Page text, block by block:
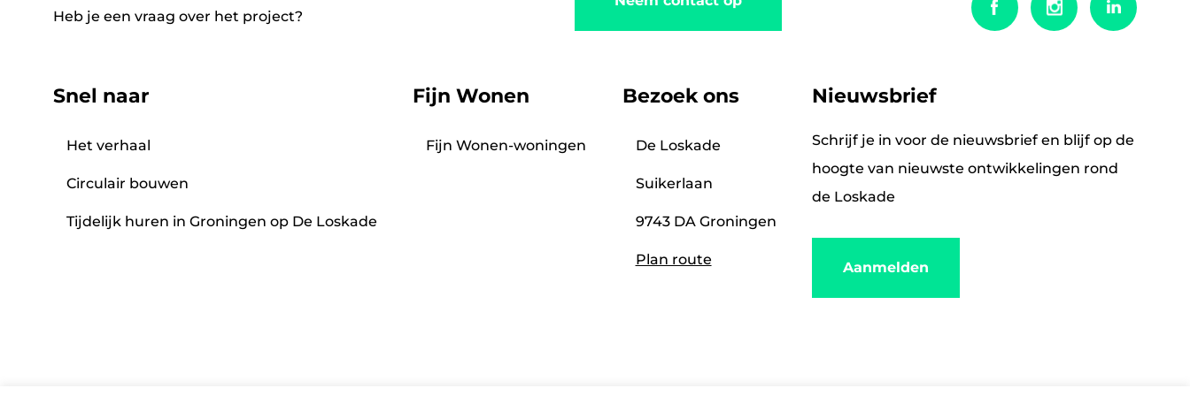
Heb je een vraag over het project?
Snel naar
Het verhaal
Circulair bouwen
Tijdelijk huren in Groningen op De Loskade
Fijn Wonen
Fijn Wonen-woningen
Bezoek ons
De Loskade
Suikerlaan
9743 DA Groningen
Plan route
Nieuwsbrief
Schrijf je in voor de nieuwsbrief en blijf op de
hoogte van nieuwste ontwikkelingen rond
de Loskade
Aanmelden